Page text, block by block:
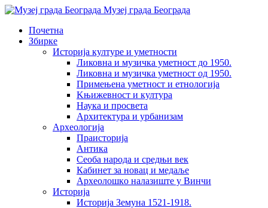
Музеј града Београда
Почетна
Збирке
Историја културе и уметности
Ликовна и музичка уметност до 1950.
Ликовна и музичка уметност од 1950.
Примењена уметност и етнологија
Kњижевност и културa
Наука и просвета
Архитектура и урбанизам
Aрхеологија
Праисторија
Антика
Сеоба народа и средњи век
Кабинет за новац и медаље
Археолошкo налазиште у Винчи
Историја
Историја Земуна 1521-1918.